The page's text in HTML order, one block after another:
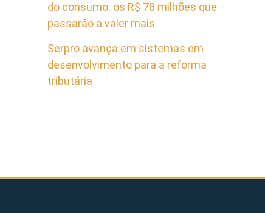
do consumo: os R$ 78 milhões que
passarão a valer mais
Serpro avança em sistemas em
desenvolvimento para a reforma
tributária